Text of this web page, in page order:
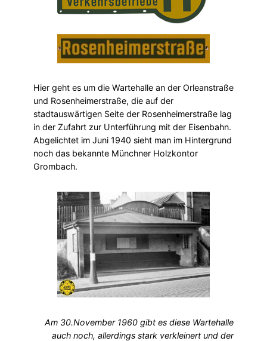
Hier geht es um die Wartehalle an der Orleanstraße
und Rosenheimerstraße, die auf der
stadtauswärtigen Seite der Rosenheimerstraße lag
in der Zufahrt zur Unterführung mit der Eisenbahn.
Abgelichtet im Juni 1940 sieht man im Hintergrund
noch das bekannte Münchner Holzkontor
Grombach.
Am 30.November 1960 gibt es diese Wartehalle
auch noch, allerdings stark verkleinert und der